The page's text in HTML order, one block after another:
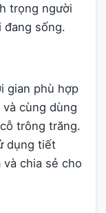
trọng người
đang sống.
gian phù hợp
cùng dùng
trông trăng.
dụng tiết
chia sẻ cho